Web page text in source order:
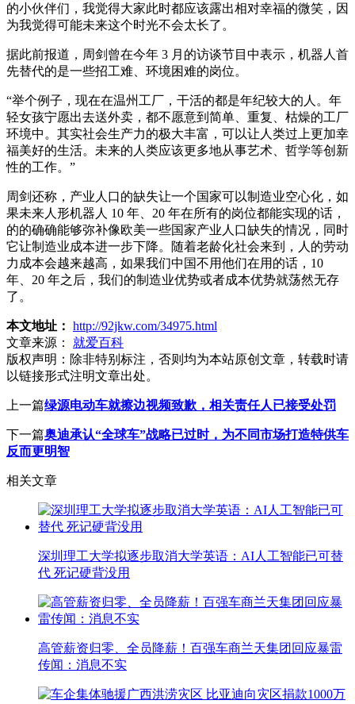
的小伙伴们，我觉得大家此时都应该露出相对幸福的微笑，因
为我觉得可能未来这个时光不会太长了。
据此前报道，周剑曾在今年 3 月的访谈节目中表示，机器人首
先替代的是一些招工难、环境困难的岗位。
“举个例子，现在在温州工厂，干活的都是年纪较大的人。年
轻女孩宁愿出去送外卖，都不愿意到简单、重复、枯燥的工厂
环境中。其实社会生产力的极大丰富，可以让人类过上更加幸
福美好的生活。未来的人类应该更多地从事艺术、哲学等创新
性的工作。”
周剑还称，产业人口的缺失让一个国家可以制造业空心化，如
果未来人形机器人 10 年、20 年在所有的岗位都能实现的话，
的的确确能够弥补像欧美一些国家产业人口缺失的情况，同时
它让制造业成本进一步下降。随着老龄化社会来到，人的劳动
力成本会越来越高，如果我们中国不用他们在用的话，10
年、20 年之后，我们的制造业优势或者成本优势就荡然无存
了。
本文地址： http://92jkw.com/34975.html
文章来源：
就爱百科
版权声明： 除非特别标注，否则均为本站原创文章，转载时请
以链接形式注明文章出处。
上一篇绿源电动车就擦边视频致歉，相关责任人已接受处罚
下一篇奥迪承认“全球车”战略已过时，为不同市场打造特供车
反而更明智
相关文章
深圳理工大学拟逐步取消大学英语：AI人工智能已可替
代 死记硬背没用
高管薪资归零、全员降薪！百强车商兰天集团回应暴雷
传闻：消息不实